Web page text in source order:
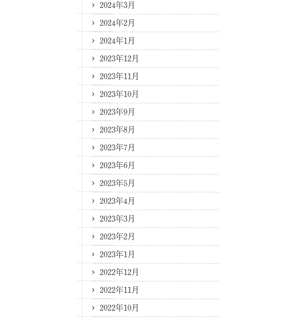
2024年3月
2024年2月
2024年1月
2023年12月
2023年11月
2023年10月
2023年9月
2023年8月
2023年7月
2023年6月
2023年5月
2023年4月
2023年3月
2023年2月
2023年1月
2022年12月
2022年11月
2022年10月